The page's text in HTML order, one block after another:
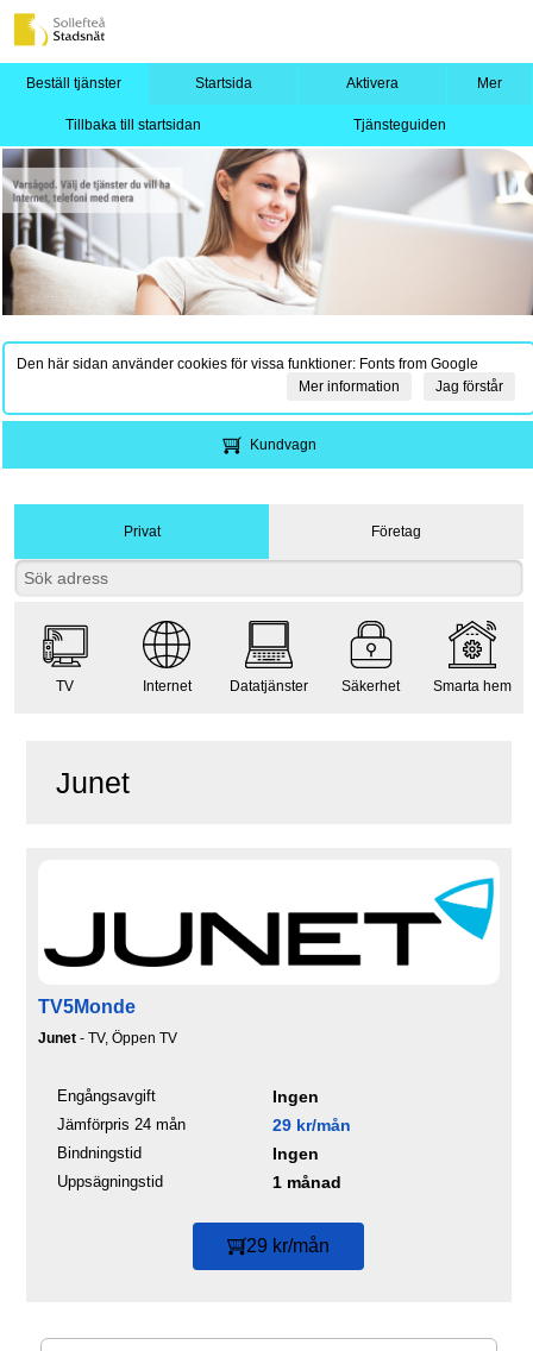
Beställ tjänster Startsida Aktivera Mer
Tillbaka till startsidan Tjänsteguiden
Den här sidan använder cookies för vissa funktioner: Fonts from Google
Jag förstår
Mer information
Kundvagn
Privat Företag
TV Internet Datatjänster Säkerhet Smarta hem
Junet
TV5Monde
Junet - TV, Öppen TV
Engångsavgift Ingen
Jämförpris 24 mån 29 kr/mån
Bindningstid Ingen
Uppsägningstid 1 månad
29 kr/mån